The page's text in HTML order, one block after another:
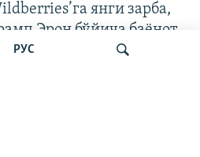
РУС
янги зарба,
Эрон бўйича баёнот